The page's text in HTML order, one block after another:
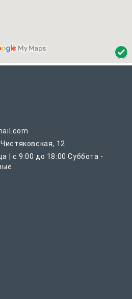
12
| с 9:00 до 18:00 Суббота -